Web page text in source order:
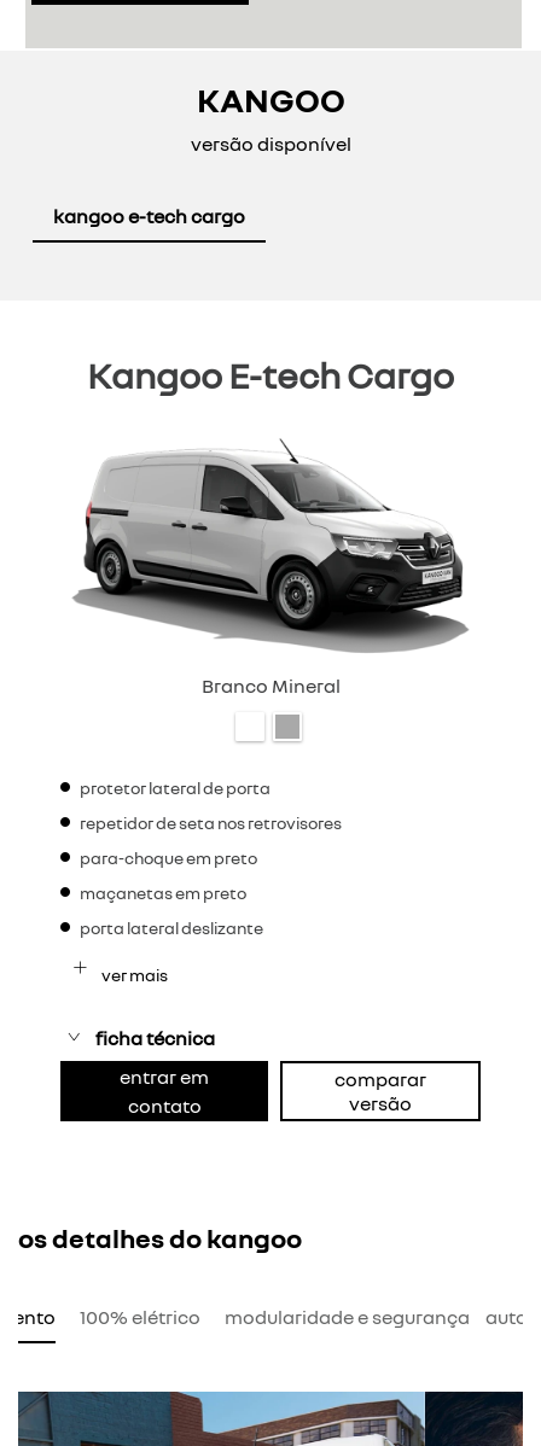
KANGOO
versão disponível
kangoo e-tech cargo
Kangoo E-tech Cargo
Branco Mineral
protetor lateral de porta
repetidor de seta nos retrovisores
para-choque em preto
maçanetas em preto
porta lateral deslizante
ver mais
ficha técnica
entrar em
contato
comparar
versão
os detalhes do kangoo
100% elétrico modularidade e segurança